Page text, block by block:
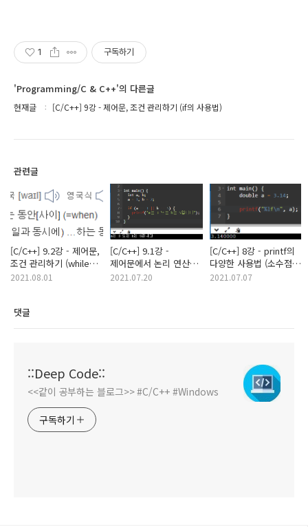
1 구독하기
'Programming/C & C++'의 다른글
현재글 [C/C++] 9강 - 제어문, 조건 관리하기 (if의 사용법)
관련글
[C/C++] 9.2강 - 제어문,
조건 관리하기 (while
사용법)
2021.08.01
[C/C++] 9.1강 -
제어문에서 논리 연산자
사용하기 (if의 사용법)
2021.07.20
[C/C++] 8강 - printf의
다양한 사용법 (소수점,
접두사, 여백)
2021.07.07
댓글
::Deep Code::
<<같이 공부하는 블로그>> #C/C++ #Windows
구독하기